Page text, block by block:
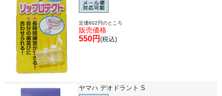
定価602円のところ
販売価格
550円 (税込)
ヤマハ デオドラント S